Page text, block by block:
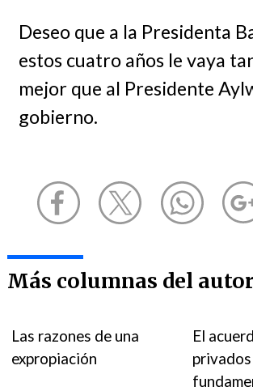
Deseo que a la Presidenta
estos cuatro años le vaya
mejor que al Presidente
gobierno.
Más columnas del autor
Las razones de una
expropiación
El